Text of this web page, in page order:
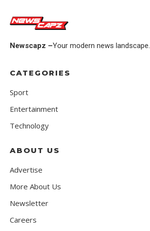
Newscapz –Your modern news landscape.
CATEGORIES
Sport
Entertainment
Technology
ABOUT US
Advertise
More About Us
Newsletter
Careers